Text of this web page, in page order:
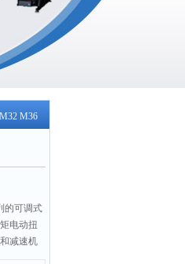
M36
的可调式
电动扭
减速机
扭矩功